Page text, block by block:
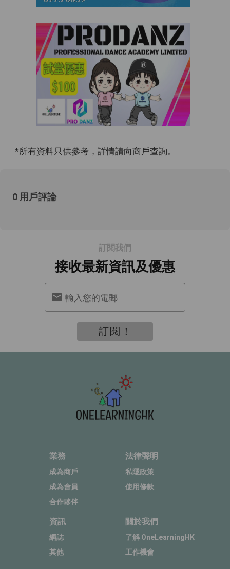
*所有資料只供參考，詳情請向商戶查詢。
0 用戶評論
訂閱我們
接收最新資訊及優惠
輸入您的電郵
訂閱！
業務
成為商戶
成為會員
合作夥伴
法律聲明
私隱政策
使用條款
資訊
網誌
其他
關於我們
了解 OneLearningHK
工作機會